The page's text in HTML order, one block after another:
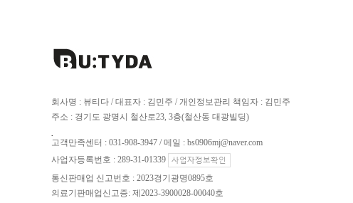
회사명 : 뷰티다 / 대표자 : 김민주 / 개인정보관리 책임자 : 김민주
주소 : 경기도 광명시 철산로23, 3층(철산동 대광빌딩)
고객만족센터 : 031-908-3947 / 메일 : bs0906mj@naver.com
사업자등록번호 : 289-31-01339
통신판매업 신고번호 : 2023경기광명0895호
의료기판매업신고증: 제2023-3900028-00040호